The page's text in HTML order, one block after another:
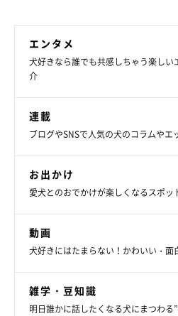
エンタメ
犬好きなら誰でも共感しちゃう楽し
介
連載
ブログやSNSで人気の犬のコラムや
お出かけ
愛犬とのおでかけが楽しくなるスポッ
動画
犬好きにはたまらない！かわいい・面
雑学・豆知識
明日誰かに話したくなる犬にまつわる